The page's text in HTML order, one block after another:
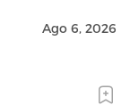
Ago 6, 2026